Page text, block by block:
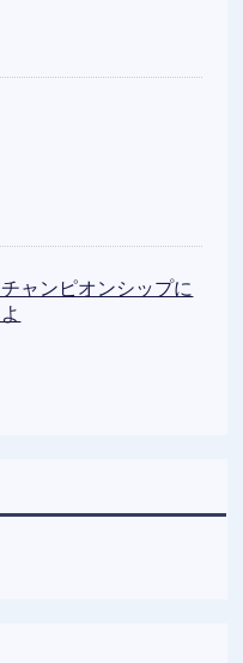
ャンピオンシップに